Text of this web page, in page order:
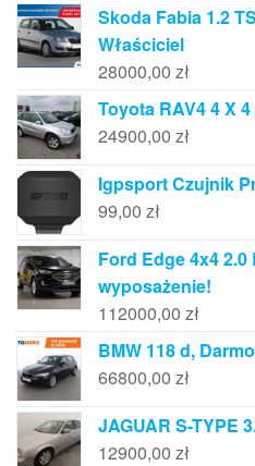
Skoda Fabia 1.2
Właściciel
28000,00 zł
Toyota RAV4 4 X
24900,00 zł
Igpsport Czujnik
99,00 zł
Ford Edge 4x4
wyposażenie!
112000,00 zł
BMW 118 d,
66800,00 zł
JAGUAR S-TYPE
12900,00 zł